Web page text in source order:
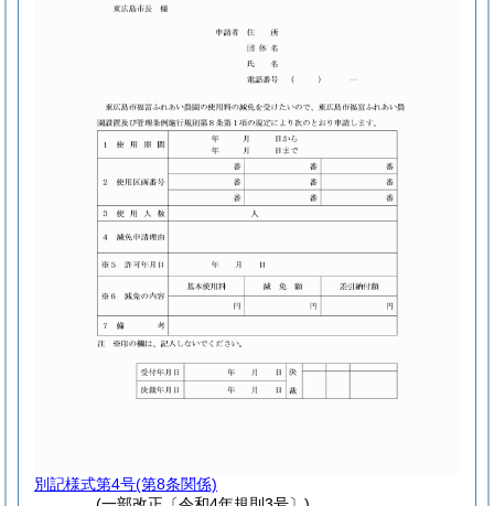
別記様式第4号(第8条関係)